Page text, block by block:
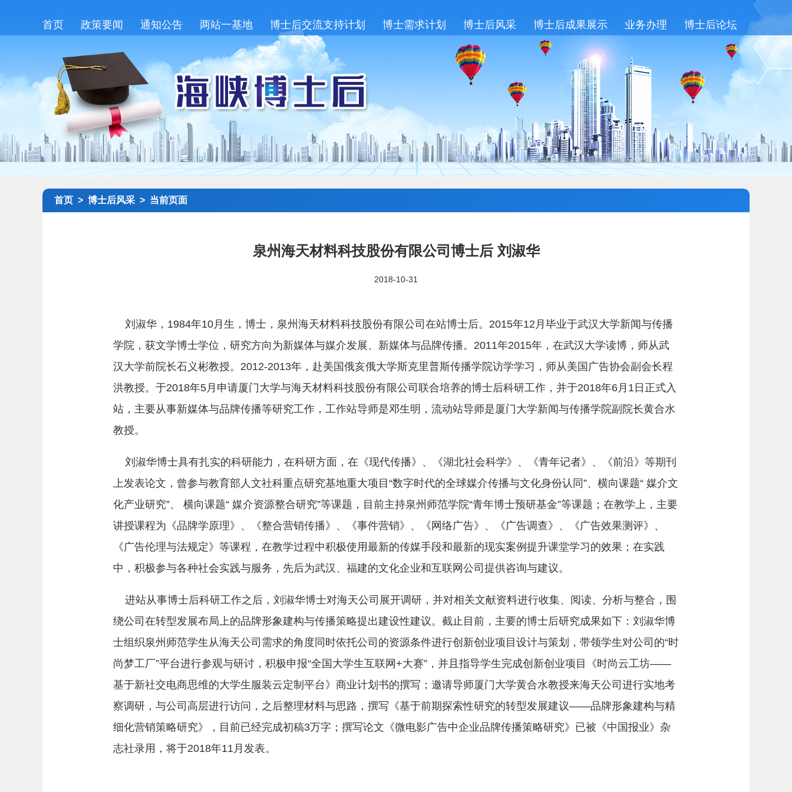
首页 政策要闻 通知公告 两站一基地 博士后交流支持计划 博士需求计划 博士后风采 博士后成果展示 业务办理 博士后论坛
首页 > 博士后风采 > 当前页面
泉州海天材料科技股份有限公司博士后 刘淑华
2018-10-31
刘淑华，1984年10月生，博士，泉州海天材料科技股份有限公司在站博士后。2015年12月毕业于武汉大学新闻与传播
学院，获文学博士学位，研究方向为新媒体与媒介发展、新媒体与品牌传播。2011年2015年，在武汉大学读博，师从武
汉大学前院长石义彬教授。2012-2013年，赴美国俄亥俄大学斯克里普斯传播学院访学学习，师从美国广告协会副会长程
洪教授。于2018年5月申请厦门大学与海天材料科技股份有限公司联合培养的博士后科研工作，并于2018年6月1日正式入
站，主要从事新媒体与品牌传播等研究工作，工作站导师是邓生明，流动站导师是厦门大学新闻与传播学院副院长黄合水
教授。
刘淑华博士具有扎实的科研能力，在科研方面，在《现代传播》、《湖北社会科学》、《青年记者》、《前沿》等期刊
上发表论文，曾参与教育部人文社科重点研究基地重大项目“数字时代的全球媒介传播与文化身份认同”、横向课题“ 媒介文
化产业研究”、 横向课题“ 媒介资源整合研究”等课题，目前主持泉州师范学院“青年博士预研基金”等课题；在教学上，主要
讲授课程为《品牌学原理》、《整合营销传播》、《事件营销》、《网络广告》、《广告调查》、《广告效果测评》、
《广告伦理与法规定》等课程，在教学过程中积极使用最新的传媒手段和最新的现实案例提升课堂学习的效果；在实践
中，积极参与各种社会实践与服务，先后为武汉、福建的文化企业和互联网公司提供咨询与建议。
进站从事博士后科研工作之后，刘淑华博士对海天公司展开调研，并对相关文献资料进行收集、阅读、分析与整合，围
绕公司在转型发展布局上的品牌形象建构与传播策略提出建设性建议。截止目前，主要的博士后研究成果如下：刘淑华博
士组织泉州师范学生从海天公司需求的角度同时依托公司的资源条件进行创新创业项目设计与策划，带领学生对公司的“时
尚梦工厂”平台进行参观与研讨，积极申报“全国大学生互联网+大赛”，并且指导学生完成创新创业项目《时尚云工坊——
基于新社交电商思维的大学生服装云定制平台》商业计划书的撰写；邀请导师厦门大学黄合水教授来海天公司进行实地考
察调研，与公司高层进行访问，之后整理材料与思路，撰写《基于前期探索性研究的转型发展建议——品牌形象建构与精
细化营销策略研究》，目前已经完成初稿3万字；撰写论文《微电影广告中企业品牌传播策略研究》已被《中国报业》杂
志社录用，将于2018年11月发表。